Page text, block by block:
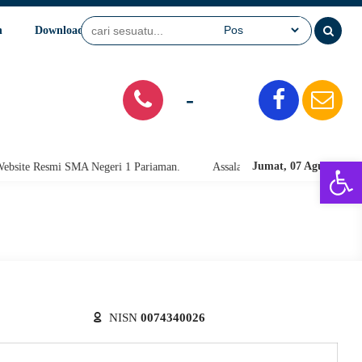
Download Video
-
Jumat, 07 Agu 2026
Resmi SMA Negeri 1 Pariaman. Assalamu'alaikum warahmatullahi
NISN 0074340026